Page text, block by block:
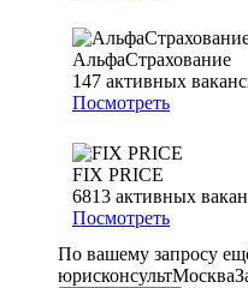
АльфаСтрахование
147 активных
Посмотреть
FIX PRICE
6813 активных
Посмотреть
По вашему запросу
юрисконсультМосква